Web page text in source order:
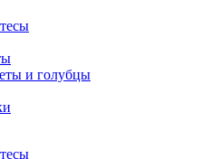
и голубцы